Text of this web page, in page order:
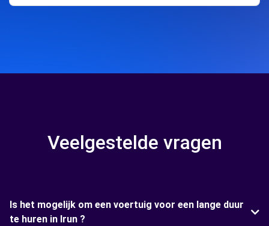
Veelgestelde vragen
Is het mogelijk om een voertuig voor een lange duur
te huren in Irun ?